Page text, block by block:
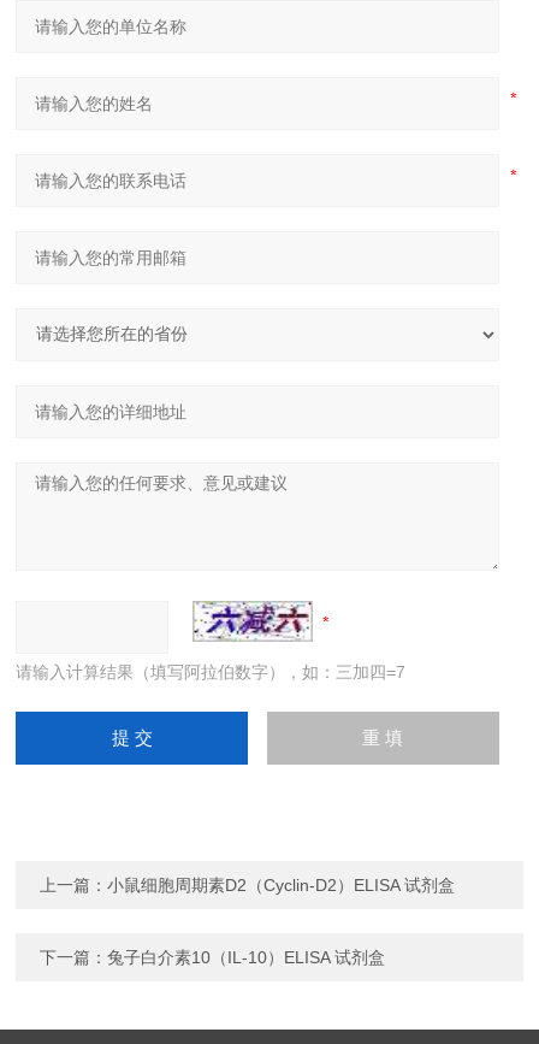
请输入计算结果（填写阿拉伯数字），如：三加四=7
上一篇：小鼠细胞周期素D2（Cyclin-D2）ELISA 试剂盒
下一篇：兔子白介素10（IL-10）ELISA 试剂盒